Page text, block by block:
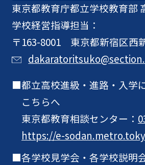
東京都教育庁都立学校教育部
学校経営指導担当：
〒163-8001 東京都新宿区西
都立高校進級・進路・入学
こちらへ
東京都教育相談センター：
https://e-
各学校見学会・各学校説明